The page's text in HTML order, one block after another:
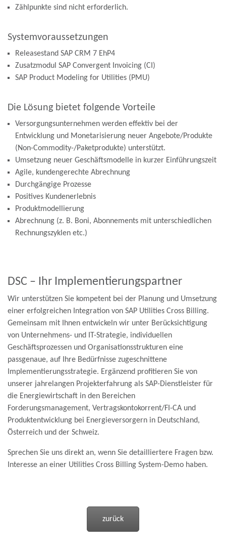
Zählpunkte sind nicht erforderlich.
Systemvoraussetzungen
Releasestand SAP CRM 7 EhP4
Zusatzmodul SAP Convergent Invoicing (CI)
SAP Product Modeling for Utilities (PMU)
Die Lösung bietet folgende Vorteile
Versorgungsunternehmen werden effektiv bei der
Entwicklung und Monetarisierung neuer Angebote/Produkte
(Non-Commodity-/Paketprodukte) unterstützt.
Umsetzung neuer Geschäftsmodelle in kurzer Einführungszeit
Agile, kundengerechte Abrechnung
Durchgängige Prozesse
Positives Kundenerlebnis
Produktmodellierung
Abrechnung (z. B. Boni, Abonnements mit unterschiedlichen
Rechnungszyklen etc.)
DSC – Ihr Implementierungspartner
Wir unterstützen Sie kompetent bei der Planung und Umsetzung
einer erfolgreichen Integration von SAP Utilities Cross Billing.
Gemeinsam mit Ihnen entwickeln wir unter Berücksichtigung
von Unternehmens- und IT-Strategie, individuellen
Geschäftsprozessen und Organisationsstrukturen eine
passgenaue, auf Ihre Bedürfnisse zugeschnittene
Implementierungsstrategie. Ergänzend profitieren Sie von
unserer jahrelangen Projekterfahrung als SAP-Dienstleister für
die Energiewirtschaft in den Bereichen
Forderungsmanagement, Vertragskontokorrent/FI-CA und
Produktentwicklung bei Energieversorgern in Deutschland,
Österreich und der Schweiz.
Sprechen Sie uns direkt an, wenn Sie detailliertere Fragen bzw.
Interesse an einer Utilities Cross Billing System-Demo haben.
zurück